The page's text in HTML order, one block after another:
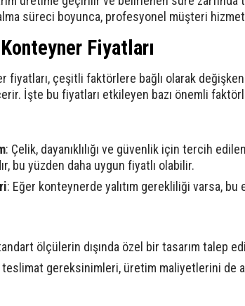
süreci boyunca, profesyonel müşteri
Fiyatları
fiyatları, çeşitli faktörlere bağlı olarak
İşte bu fiyatları etkileyen bazı önemli
: Çelik, dayanıklılığı ve güvenlik için tercih
bu yüzden daha uygun fiyatlı olabilir.
: Eğer konteynerde yalıtım gerekliliği varsa, bu
ölçülerin dışında özel bir tasarım talep
teslimat gereksinimleri, üretim maliyetlerini de